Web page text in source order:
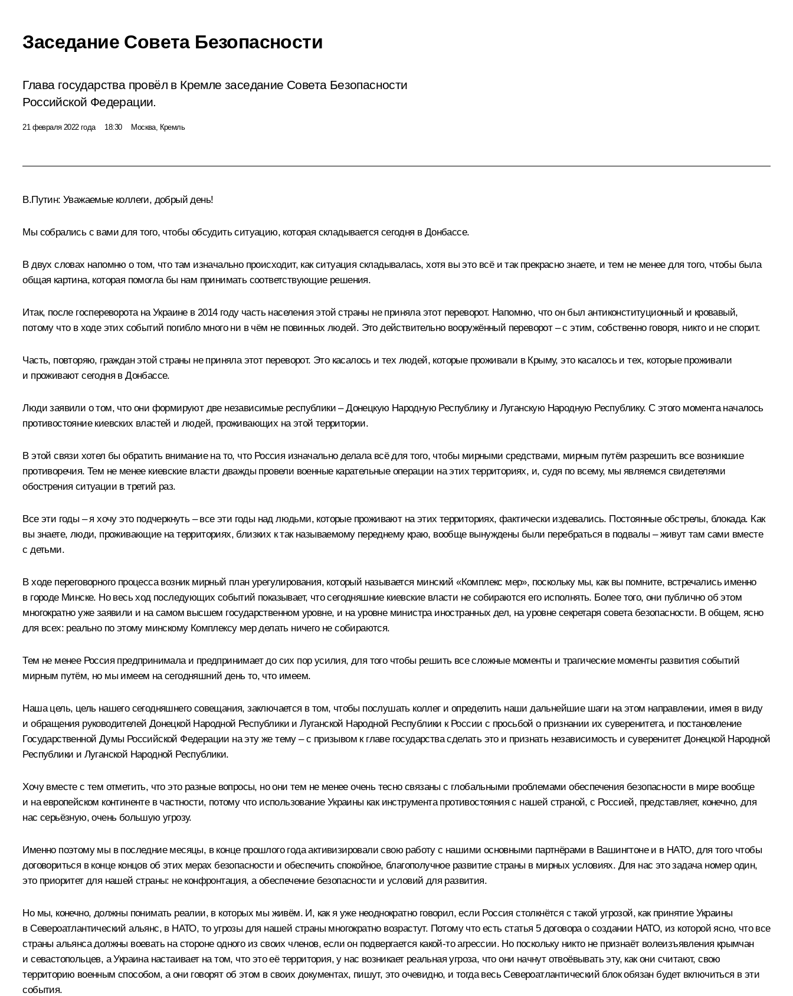
Заседание Совета Безопасности
Глава государства провёл в Кремле заседание Совета Безопасности
Российской Федерации.
21 февраля 2022 года 18:30 Москва, Кремль
В.Путин: Уважаемые коллеги, добрый день!
Мы собрались с вами для того, чтобы обсудить ситуацию, которая складывается сегодня в Донбассе.
В двух словах напомню о том, что там изначально происходит, как ситуация складывалась, хотя вы это всё и так прекрасно знаете, и тем не менее для того, чтобы была
общая картина, которая помогла бы нам принимать соответствующие решения.
Итак, после госпереворота на Украине в 2014 году часть населения этой страны не приняла этот переворот. Напомню, что он был антиконституционный и кровавый,
потому что в ходе этих событий погибло много ни в чём не повинных людей. Это действительно вооружённый переворот – с этим, собственно говоря, никто и не спорит.
Часть, повторяю, граждан этой страны не приняла этот переворот. Это касалось и тех людей, которые проживали в Крыму, это касалось и тех, которые проживали
и проживают сегодня в Донбассе.
Люди заявили о том, что они формируют две независимые республики – Донецкую Народную Республику и Луганскую Народную Республику. С этого момента началось
противостояние киевских властей и людей, проживающих на этой территории.
В этой связи хотел бы обратить внимание на то, что Россия изначально делала всё для того, чтобы мирными средствами, мирным путём разрешить все возникшие
противоречия. Тем не менее киевские власти дважды провели военные карательные операции на этих территориях, и, судя по всему, мы являемся свидетелями
обострения ситуации в третий раз.
Все эти годы – я хочу это подчеркнуть – все эти годы над людьми, которые проживают на этих территориях, фактически издевались. Постоянные обстрелы, блокада. Как
вы знаете, люди, проживающие на территориях, близких к так называемому переднему краю, вообще вынуждены были перебраться в подвалы – живут там сами вместе
с детьми.
В ходе переговорного процесса возник мирный план урегулирования, который называется минский «Комплекс мер», поскольку мы, как вы помните, встречались именно
в городе Минске. Но весь ход последующих событий показывает, что сегодняшние киевские власти не собираются его исполнять. Более того, они публично об этом
многократно уже заявили и на самом высшем государственном уровне, и на уровне министра иностранных дел, на уровне секретаря совета безопасности. В общем, ясно
для всех: реально по этому минскому Комплексу мер делать ничего не собираются.
Тем не менее Россия предпринимала и предпринимает до сих пор усилия, для того чтобы решить все сложные моменты и трагические моменты развития событий
мирным путём, но мы имеем на сегодняшний день то, что имеем.
Наша цель, цель нашего сегодняшнего совещания, заключается в том, чтобы послушать коллег и определить наши дальнейшие шаги на этом направлении, имея в виду
и обращения руководителей Донецкой Народной Республики и Луганской Народной Республики к России с просьбой о признании их суверенитета, и постановление
Государственной Думы Российской Федерации на эту же тему – с призывом к главе государства сделать это и признать независимость и суверенитет Донецкой Народной
Республики и Луганской Народной Республики.
Хочу вместе с тем отметить, что это разные вопросы, но они тем не менее очень тесно связаны с глобальными проблемами обеспечения безопасности в мире вообще
и на европейском континенте в частности, потому что использование Украины как инструмента противостояния с нашей страной, с Россией, представляет, конечно, для
нас серьёзную, очень большую угрозу.
Именно поэтому мы в последние месяцы, в конце прошлого года активизировали свою работу с нашими основными партнёрами в Вашингтоне и в НАТО, для того чтобы
договориться в конце концов об этих мерах безопасности и обеспечить спокойное, благополучное развитие страны в мирных условиях. Для нас это задача номер один,
это приоритет для нашей страны: не конфронтация, а обеспечение безопасности и условий для развития.
Но мы, конечно, должны понимать реалии, в которых мы живём. И, как я уже неоднократно говорил, если Россия столкнётся с такой угрозой, как принятие Украины
в Североатлантический альянс, в НАТО, то угрозы для нашей страны многократно возрастут. Потому что есть статья 5 договора о создании НАТО, из которой ясно, что все
страны альянса должны воевать на стороне одного из своих членов, если он подвергается какой-то агрессии. Но поскольку никто не признаёт волеизъявления крымчан
и севастопольцев, а Украина настаивает на том, что это её территория, у нас возникает реальная угроза, что они начнут отвоёвывать эту, как они считают, свою
территорию военным способом, а они говорят об этом в своих документах, пишут, это очевидно, и тогда весь Североатлантический блок обязан будет включиться в эти
события.